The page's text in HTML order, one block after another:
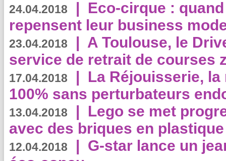
24.04.2018 | Eco-cirque :
repensent leur business
23.04.2018 | A Toulouse, le
service de retrait de courses
17.04.2018 | La Réjouisserie,
100% sans perturbateurs
13.04.2018 | Lego se met
avec des briques en
12.04.2018 | G-star lance un